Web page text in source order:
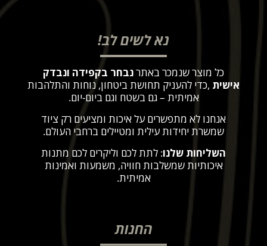
נא לשים לב!
כל מוצר שנמכר באתרנבחר בקפידה ונבדק
אישית ,כדי להעניק תחושת ביטחון, נוחות והתלהבות
אמיתית – גם בשטח וגם ביום-יום.
אנחנו לא מתפשרים על איכות ומציעים רק ציוד
שמשרת יחידות עילית ומטיילים ברחבי העולם.
השליחות שלנו: לתת לכם וליקרים לכם מתנות
איכותיות שמשלבות חוויה, משמעות ואמינות
אמיתית.
החנות